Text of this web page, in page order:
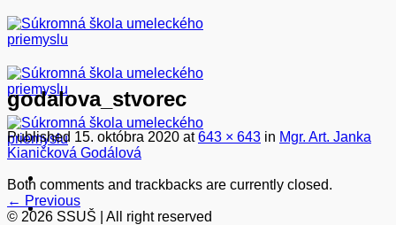
Skip
to
content
godalova_stvorec
Published 15. októbra 2020 at643 × 643 in Mgr. Art. Janka
Kianičková Godálová
Both comments and trackbacks are currently closed.
← Previous
© 2026 SSUŠ | All right reserved